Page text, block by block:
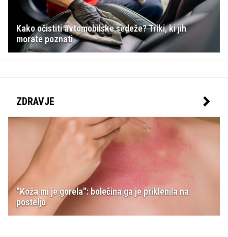
Kako očistiti avtomobilske sedeže? Triki, ki jih
morate poznati
ZDRAVJE
"Koža mi je gorela": bolečina ga je priklenila na
posteljo